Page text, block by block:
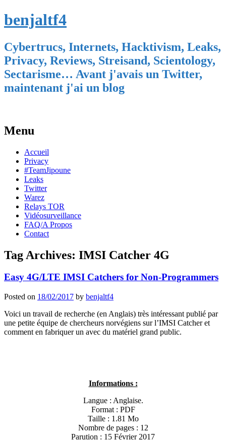
benjaltf4
Cybertrucs, Internets, Hacktivism, Leaks,
Privacy, Reviews, Streisand, Scientology,
Sectarisme… Avant j'avais un Twitter,
maintenant j'ai un blog
Menu
Skip
content
Accueil
Privacy
#TeamJipoune
Leaks
Twitter
Warez
Relays TOR
Vidéosurveillance
FAQ/A Propos
Contact
Tag Archives: IMSI Catcher 4G
Easy 4G/LTE IMSI Catchers for Non-Programmers
Posted on 18/02/2017 by benjaltf4
Voici un travail de recherche (en Anglais) très intéressant publié par
une petite équipe de chercheurs norvégiens sur l’IMSI Catcher et
comment en fabriquer un avec du matériel grand public.
Informations :
Langue : Anglaise.
Format : PDF
Taille : 1.81 Mo
Nombre de pages : 12
Parution : 15 Février 2017